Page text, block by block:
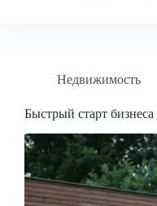
Недвижимость
Быстрый старт